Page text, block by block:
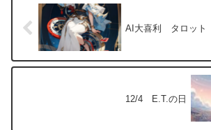
AI大喜利 タロッ
12/4 E.T.の日